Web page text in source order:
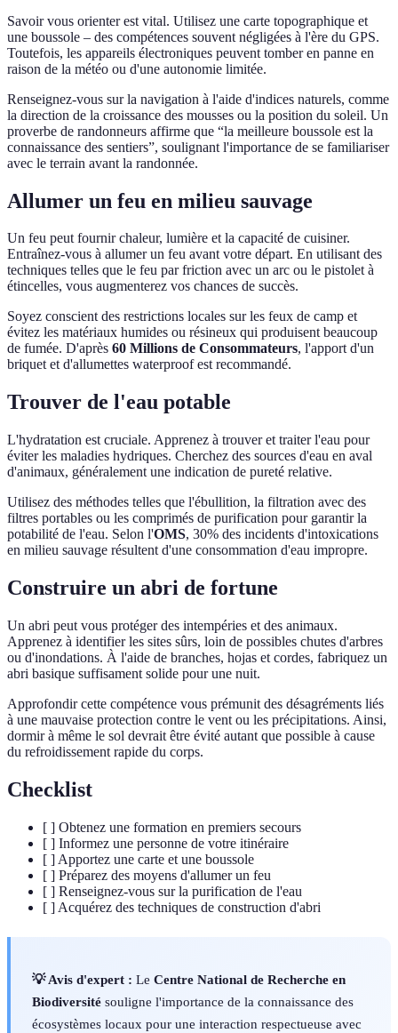
Savoir vous orienter est vital. Utilisez une carte topographique et
une boussole – des compétences souvent négligées à l'ère du GPS.
Toutefois, les appareils électroniques peuvent tomber en panne en
raison de la météo ou d'une autonomie limitée.
Renseignez-vous sur la navigation à l'aide d'indices naturels, comme
la direction de la croissance des mousses ou la position du soleil. Un
proverbe de randonneurs affirme que “la meilleure boussole est la
connaissance des sentiers”, soulignant l'importance de se familiariser
avec le terrain avant la randonnée.
Allumer un feu en milieu sauvage
Un feu peut fournir chaleur, lumière et la capacité de cuisiner.
Entraînez-vous à allumer un feu avant votre départ. En utilisant des
techniques telles que le feu par friction avec un arc ou le pistolet à
étincelles, vous augmenterez vos chances de succès.
Soyez conscient des restrictions locales sur les feux de camp et
évitez les matériaux humides ou résineux qui produisent beaucoup
de fumée. D'après 60 Millions de Consommateurs, l'apport d'un
briquet et d'allumettes waterproof est recommandé.
Trouver de l'eau potable
L'hydratation est cruciale. Apprenez à trouver et traiter l'eau pour
éviter les maladies hydriques. Cherchez des sources d'eau en aval
d'animaux, généralement une indication de pureté relative.
Utilisez des méthodes telles que l'ébullition, la filtration avec des
filtres portables ou les comprimés de purification pour garantir la
potabilité de l'eau. Selon l'OMS, 30% des incidents d'intoxications
en milieu sauvage résultent d'une consommation d'eau impropre.
Construire un abri de fortune
Un abri peut vous protéger des intempéries et des animaux.
Apprenez à identifier les sites sûrs, loin de possibles chutes d'arbres
ou d'inondations. À l'aide de branches, hojas et cordes, fabriquez un
abri basique suffisament solide pour une nuit.
Approfondir cette compétence vous prémunit des désagréments liés
à une mauvaise protection contre le vent ou les précipitations. Ainsi,
dormir à même le sol devrait être évité autant que possible à cause
du refroidissement rapide du corps.
Checklist
[ ] Obtenez une formation en premiers secours
[ ] Informez une personne de votre itinéraire
[ ] Apportez une carte et une boussole
[ ] Préparez des moyens d'allumer un feu
[ ] Renseignez-vous sur la purification de l'eau
[ ] Acquérez des techniques de construction d'abri
💡 Avis d'expert : Le Centre National de Recherche en
Biodiversité souligne l'importance de la connaissance des
écosystèmes locaux pour une interaction respectueuse avec